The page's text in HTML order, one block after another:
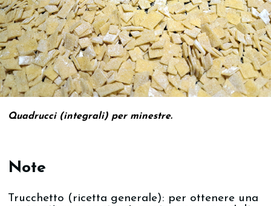
Quadrucci (integrali) per minestre.
Note
Trucchetto (ricetta generale): per ottenere una